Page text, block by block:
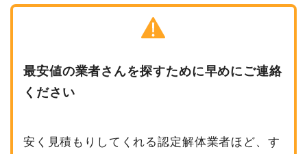
最安値の業者さんを探すために早めにご連絡
ください
安く見積もりしてくれる認定解体業者ほど、す